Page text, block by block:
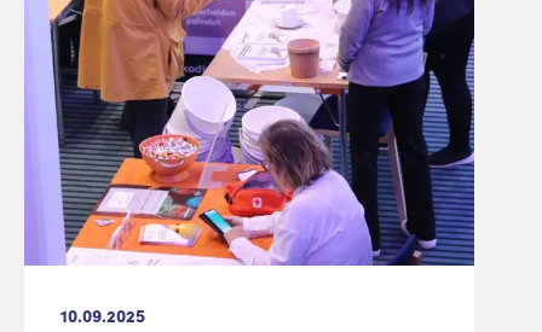
10.09.2025